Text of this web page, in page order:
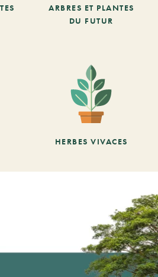
ARBRES ET PLANTES
DU FUTUR
HERBES VIVACES